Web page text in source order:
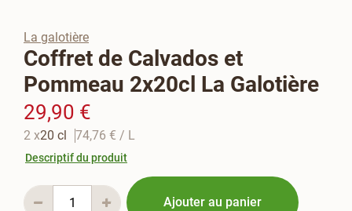
La galotière
Coffret de Calvados et
Pommeau 2x20cl La Galotière
29,90 €
2 x20 cl 74,76 € / L
Descriptif du produit
Ajouter au panier